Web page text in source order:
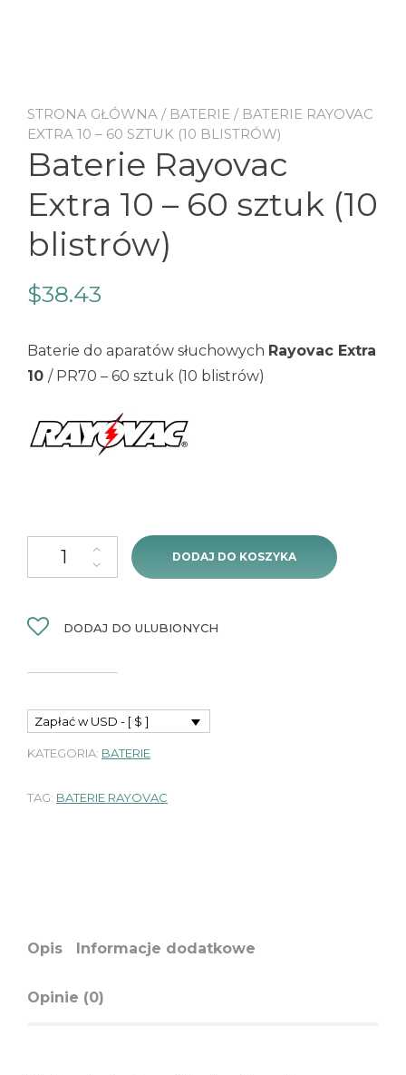
STRONA GŁÓWNA / BATERIE / BATERIE RAYOVAC
EXTRA 10 – 60 SZTUK (10 BLISTRÓW)
Baterie Rayovac
Extra 10 – 60 sztuk (10
blistrów)
$38.43
Baterie do aparatów słuchowych Rayovac Extra
10 / PR70 – 60 sztuk (10 blistrów)
ilość Baterie Rayovac Extra 10 - 60 sztuk (10 blistrów)
DODAJ DO KOSZYKA
DODAJ DO ULUBIONYCH
Zapłać w USD - [ $ ]
KATEGORIA: BATERIE
TAG: BATERIE RAYOVAC
Opis Informacje dodatkowe
Opinie (0)